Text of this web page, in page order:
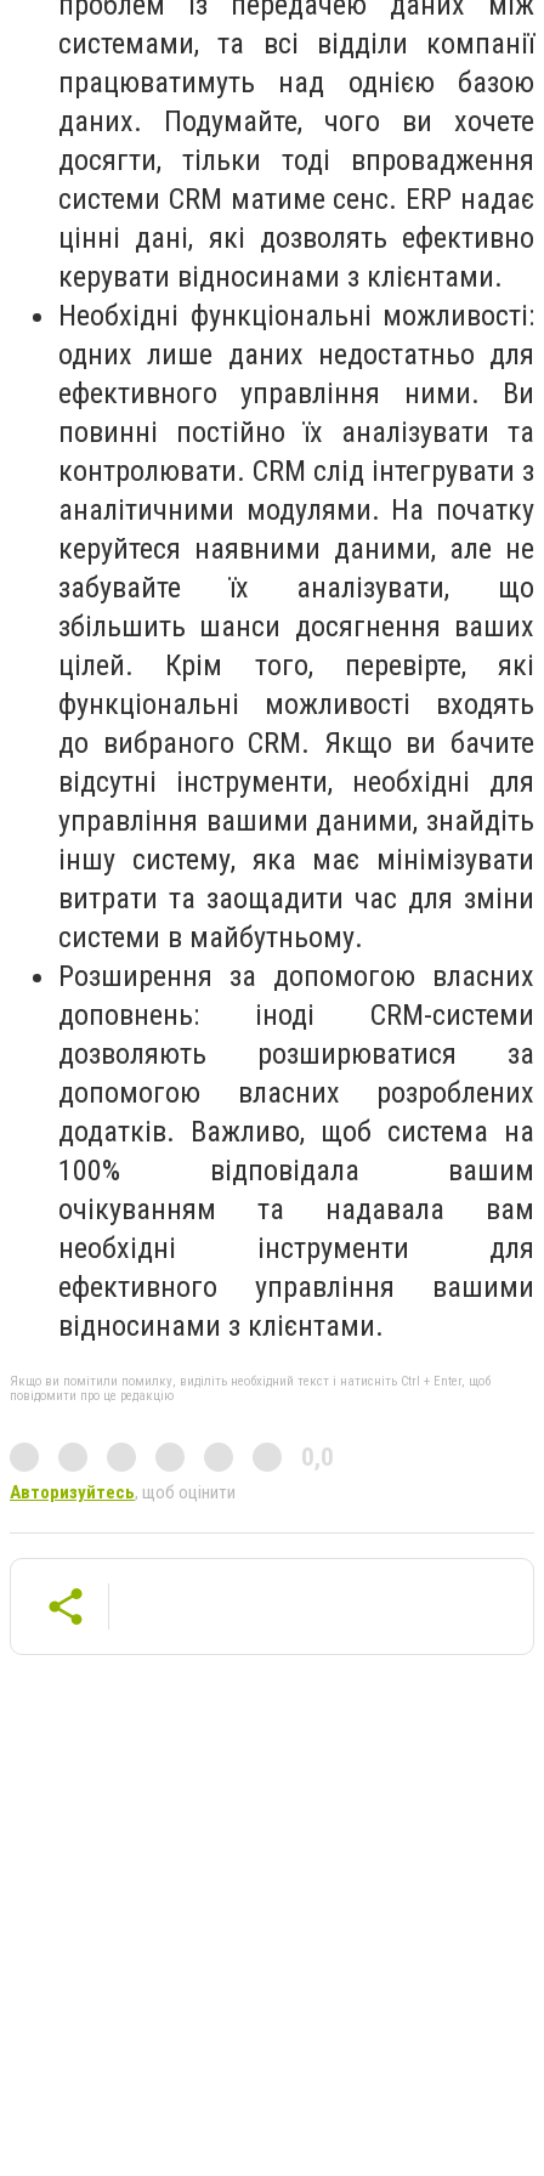
системами, та всі відділи компанії
працюватимуть над однією базою
даних. Подумайте, чого ви хочете
досягти, тільки тоді впровадження
системи CRM матиме сенс. ERP надає
цінні дані, які дозволять ефективно
керувати відносинами з клієнтами.
Необхідні функціональні можливості:
одних лише даних недостатньо для
ефективного управління ними. Ви
повинні постійно їх аналізувати та
контролювати. CRM слід інтегрувати з
аналітичними модулями. На початку
керуйтеся наявними даними, але не
забувайте їх аналізувати, що
збільшить шанси досягнення ваших
цілей. Крім того, перевірте, які
функціональні можливості входять
до вибраного CRM. Якщо ви бачите
відсутні інструменти, необхідні для
управління вашими даними, знайдіть
іншу систему, яка має мінімізувати
витрати та заощадити час для зміни
системи в майбутньому.
Розширення за допомогою власних
доповнень: іноді CRM-системи
дозволяють розширюватися за
допомогою власних розроблених
додатків. Важливо, щоб система на
100% відповідала вашим
очікуванням та надавала вам
необхідні інструменти для
ефективного управління вашими
відносинами з клієнтами.
Якщо ви помітили помилку, виділіть необхідний текст і натисніть Ctrl + Enter, щоб
повідомити про це редакцію
0,0
Авторизуйтесь, щоб оцінити